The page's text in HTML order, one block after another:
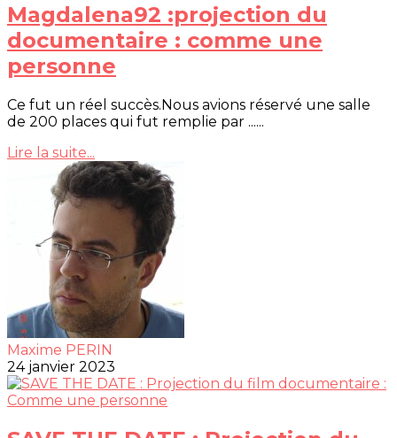
Magdalena92 :projection du
documentaire : comme une
personne
Ce fut un réel succès.Nous avions réservé une salle
de 200 places qui fut remplie par ......
Lire la suite...
Maxime PERIN
24 janvier 2023